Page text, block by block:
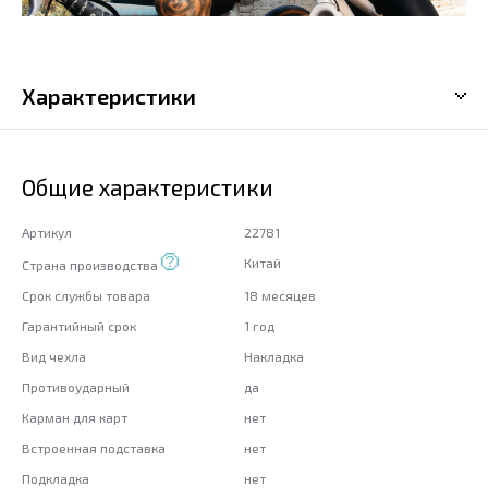
Характеристики
Общие характеристики
Артикул 22781
Страна производства Китай
Срок службы товара
18 месяцев
Гарантийный срок
1 год
Вид чехла
Накладка
Противоударный
да
Карман для карт
нет
Встроенная подставка
нет
Подкладка
нет